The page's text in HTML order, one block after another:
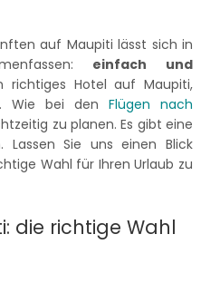
auf Maupiti lässt sich in
einfach und
richtiges Hotel auf Maupiti,
Wie bei den Flügen nach
zu planen. Es gibt eine
Lassen Sie uns einen Blick
Wahl für Ihren Urlaub zu
die richtige Wahl